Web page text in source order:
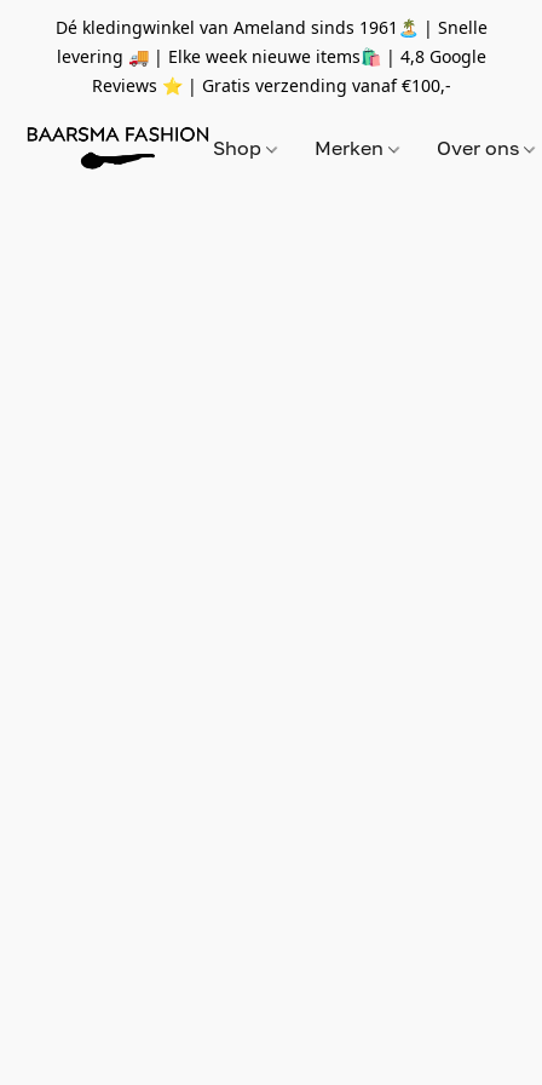
Dé kledingwinkel van Ameland sinds 1961🏝 | Snelle
levering 🚚 | Elke week nieuwe items🛍 | 4,8 Google
Reviews ⭐️ | Gratis verzending vanaf€100,-
Shop Merken Over ons